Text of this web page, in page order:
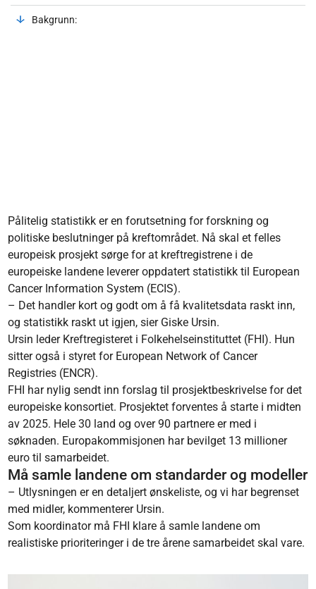
Bakgrunn:
Pålitelig statistikk er en forutsetning for forskning og
politiske beslutninger på kreftområdet. Nå skal et felles
europeisk prosjekt sørge for at kreftregistrene i de
europeiske landene leverer oppdatert statistikk til European
Cancer Information System (ECIS).
– Det handler kort og godt om å få kvalitetsdata raskt inn,
og statistikk raskt ut igjen, sier Giske Ursin.
Ursin leder Kreftregisteret i Folkehelseinstituttet (FHI). Hun
sitter også i styret for European Network of Cancer
Registries (ENCR).
FHI har nylig sendt inn forslag til prosjektbeskrivelse for det
europeiske konsortiet. Prosjektet forventes å starte i midten
av 2025. Hele 30 land og over 90 partnere er med i
søknaden. Europakommisjonen har bevilget 13 millioner
euro til samarbeidet.
Må samle landene om standarder og modeller
– Utlysningen er en detaljert ønskeliste, og vi har begrenset
med midler, kommenterer Ursin.
Som koordinator må FHI klare å samle landene om
realistiske prioriteringer i de tre årene samarbeidet skal vare.